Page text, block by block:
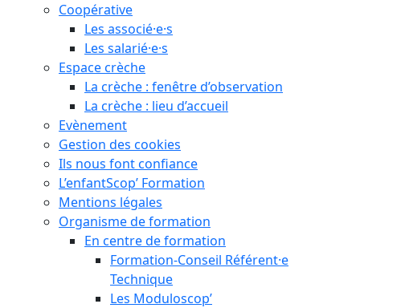
Coopérative
Les associé·e·s
Les salarié·e·s
Espace crèche
La crèche : fenêtre d’observation
La crèche : lieu d’accueil
Evènement
Gestion des cookies
Ils nous font confiance
L’enfantScop’ Formation
Mentions légales
Organisme de formation
En centre de formation
Formation-Conseil Référent·e
Technique
Les Moduloscop’